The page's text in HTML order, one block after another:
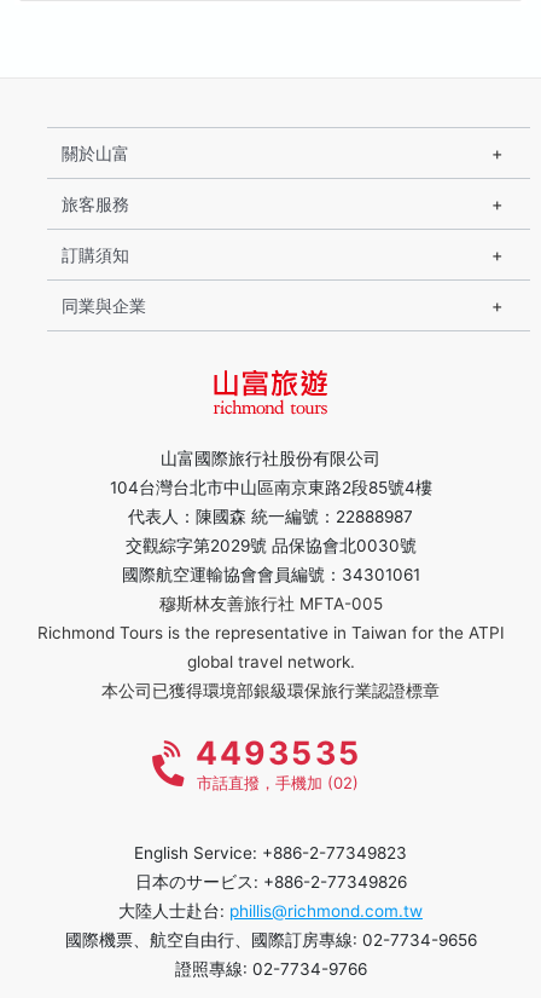
山富國際旅行社股份有限公司
104台灣台北市中山區南京東路2段85號4樓
代表人：陳國森 統一編號：22888987
交觀綜字第2029號 品保協會北0030號
國際航空運輸協會會員編號：34301061
穆斯林友善旅行社 MFTA-005
Richmond Tours is the representative in Taiwan for the ATPI
global travel network.
本公司已獲得環境部銀級環保旅行業認證標章
關於山富
旅客服務
訂購須知
同業與企業
4493535
市話直撥，手機加 (02)
English Service: +886-2-77349823
日本のサービス: +886-2-77349826
大陸人士赴台: phillis@richmond.com.tw
國際機票、航空自由行、國際訂房專線: 02-7734-9656
證照專線: 02-7734-9766